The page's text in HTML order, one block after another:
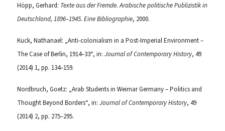
Höpp, Gerhard: Texte aus der Fremde. Arabische politische Publizistik in
Deutschland, 1896–1945. Eine Bibliographie, 2000.
Kuck, Nathanael: „Anti-colonialism in a Post-Imperial Environment –
The Case of Berlin, 1914–33“, in:Journal of Contemporary History, 49
(2014) 1, pp. 134–159.
Nordbruch, Goetz: „Arab Students in Weimar Germany – Politics and
Thought Beyond Borders“, in:Journal of Contemporary History, 49
(2014) 2, pp. 275–295.